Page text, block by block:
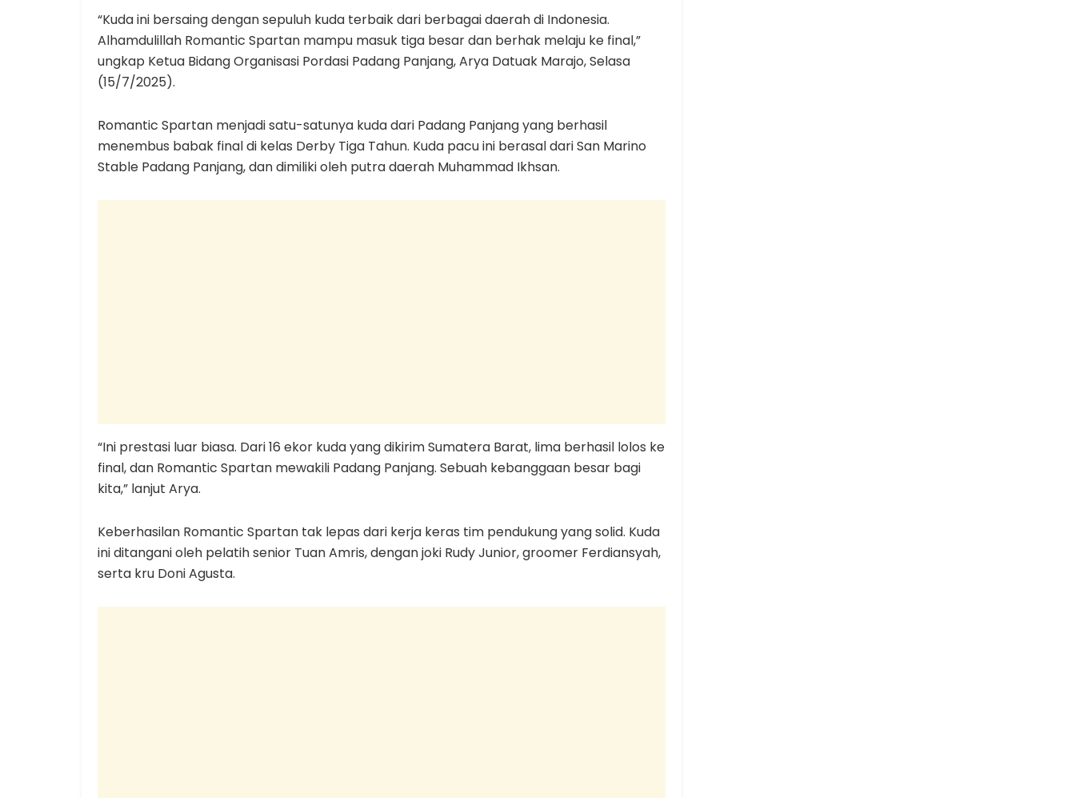
“Kuda ini bersaing dengan sepuluh kuda terbaik dari berbagai daerah di Indonesia.
Alhamdulillah Romantic Spartan mampu masuk tiga besar dan berhak melaju ke final,”
ungkap Ketua Bidang Organisasi Pordasi Padang Panjang, Arya Datuak Marajo, Selasa
(15/7/2025).
Romantic Spartan menjadi satu-satunya kuda dari Padang Panjang yang berhasil
menembus babak final di kelas Derby Tiga Tahun. Kuda pacu ini berasal dari San Marino
Stable Padang Panjang, dan dimiliki oleh putra daerah Muhammad Ikhsan.
“Ini prestasi luar biasa. Dari 16 ekor kuda yang dikirim Sumatera Barat, lima berhasil lolos ke
final, dan Romantic Spartan mewakili Padang Panjang. Sebuah kebanggaan besar bagi
kita,” lanjut Arya.
Keberhasilan Romantic Spartan tak lepas dari kerja keras tim pendukung yang solid. Kuda
ini ditangani oleh pelatih senior Tuan Amris, dengan joki Rudy Junior, groomer Ferdiansyah,
serta kru Doni Agusta.